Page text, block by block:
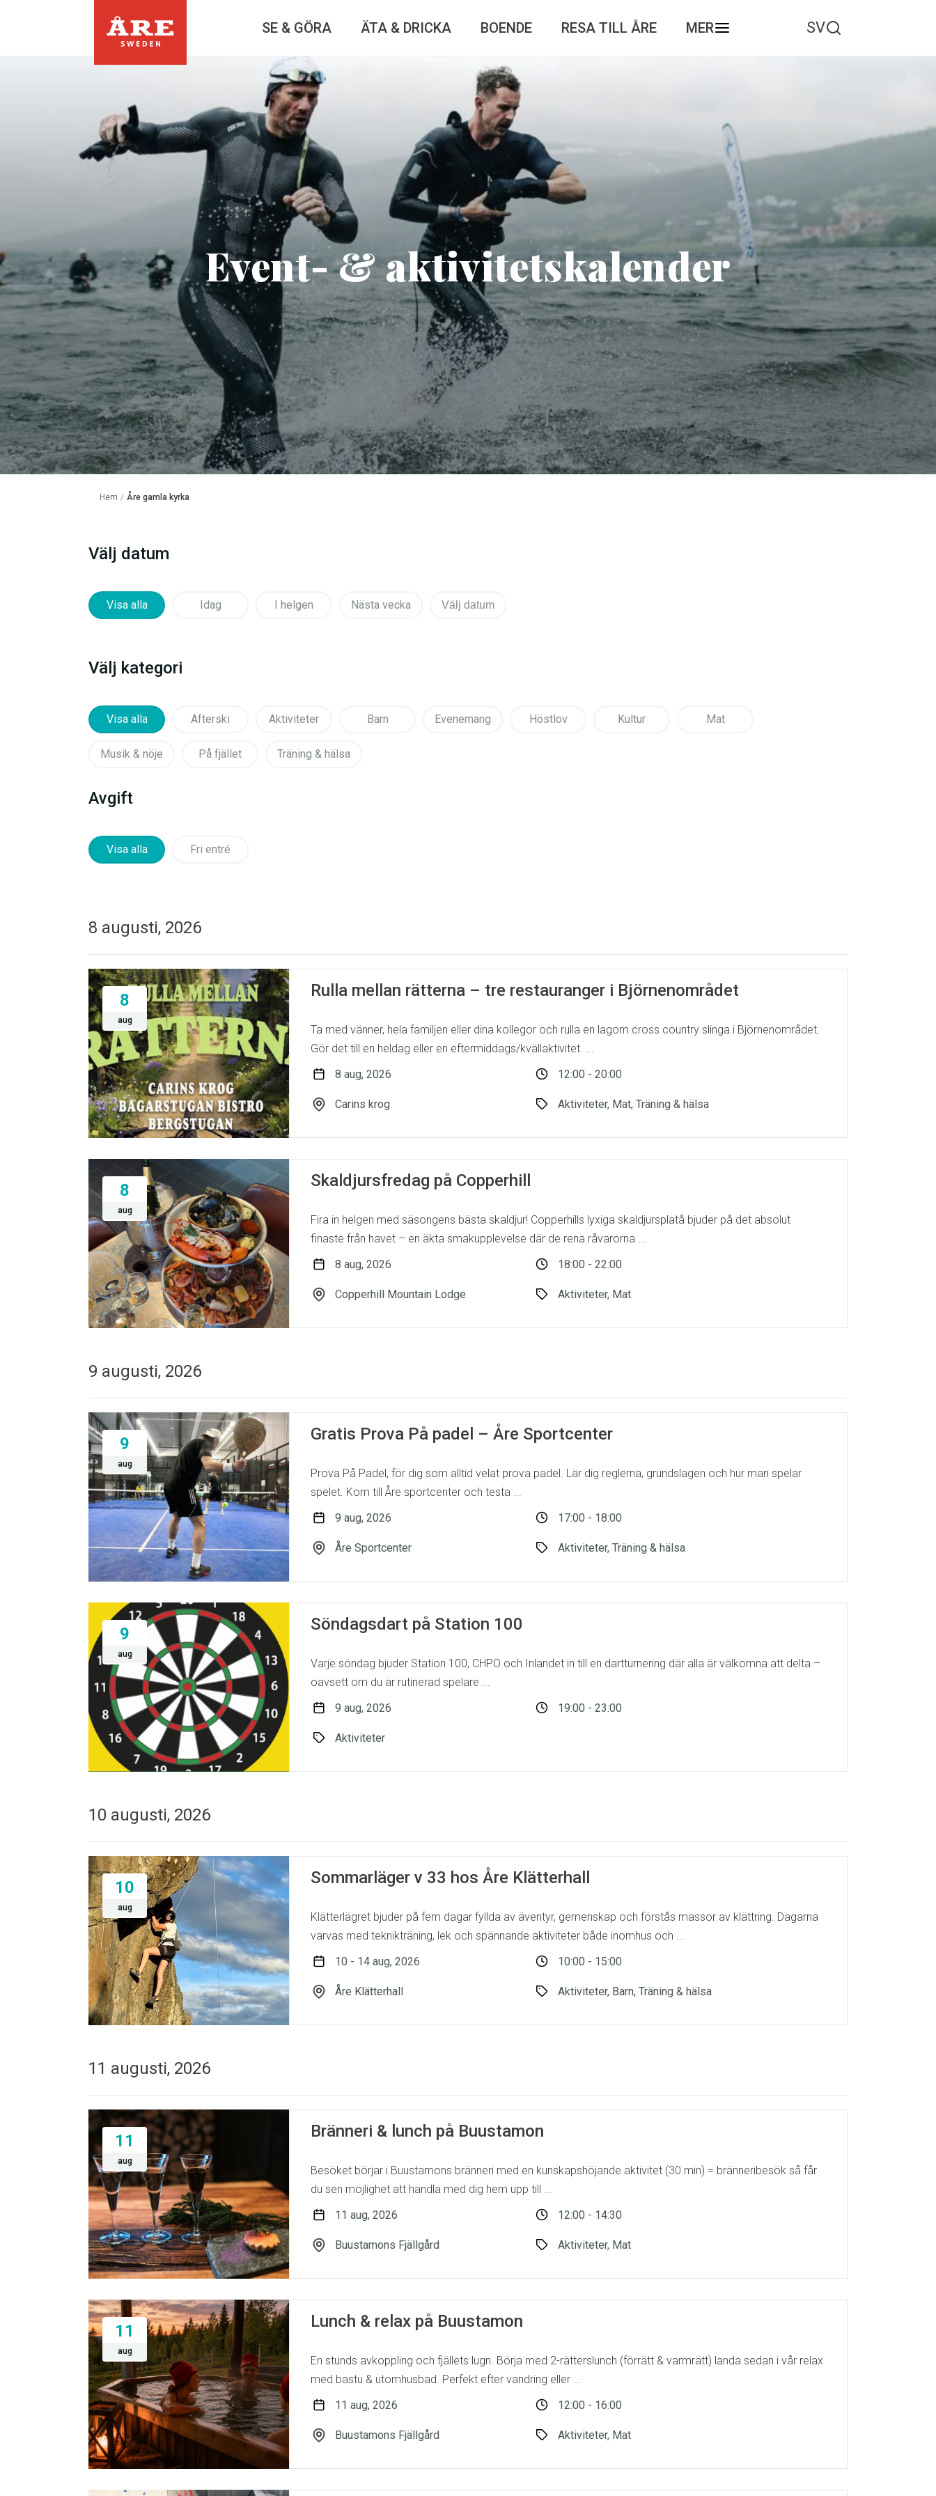
SE & GÖRA ÄTA & DRICKA BOENDE RESA TILL ÅRE MER SV
Event- & aktivitetskalender
Hem / Åre gamla kyrka
Välj datum
Visa alla Idag I helgen Nästa vecka Välj datum
Välj kategori
Visa alla Afterski Aktiviteter Barn Evenemang Höstlov Kultur Mat
Musik & nöje På fjället Träning & hälsa
Avgift
Visa alla Fri entré
8 augusti, 2026
8
aug
Rulla mellan rätterna – tre restauranger i Björnenområdet
Ta med vänner, hela familjen eller dina kollegor och rulla en lagom cross country slinga i Björnenområdet.
Gör det till en heldag eller en eftermiddags/kvällaktivitet. ...
8 aug, 2026
12:00 - 20:00
Carins krog Aktiviteter, Mat, Träning & hälsa
8
aug
Skaldjursfredag på Copperhill
Fira in helgen med säsongens bästa skaldjur! Copperhills lyxiga skaldjursplatå bjuder på det absolut
finaste från havet – en äkta smakupplevelse där de rena råvarorna ...
8 aug, 2026
18:00 - 22:00
Copperhill Mountain Lodge Aktiviteter, Mat
9 augusti, 2026
9
aug
Gratis Prova På padel – Åre Sportcenter
Prova På Padel, för dig som alltid velat prova padel. Lär dig reglerna, grundslagen och hur man spelar
spelet. Kom till Åre sportcenter och testa ...
9 aug, 2026
17:00 - 18:00
Åre Sportcenter Aktiviteter, Träning & hälsa
9
aug
Söndagsdart på Station 100
Varje söndag bjuder Station 100, CHPO och Inlandet in till en dartturnering där alla är välkomna att delta –
oavsett om du är rutinerad spelare ...
9 aug, 2026
19:00 - 23:00
Aktiviteter
10 augusti, 2026
10
aug
Sommarläger v 33 hos Åre Klätterhall
Klätterlägret bjuder på fem dagar fyllda av äventyr, gemenskap och förstås massor av klättring. Dagarna
varvas med teknikträning, lek och spännande aktiviteter både inomhus och ...
10 - 14 aug, 2026
10:00 - 15:00
Åre Klätterhall Aktiviteter, Barn, Träning & hälsa
11 augusti, 2026
11
aug
Bränneri & lunch på Buustamon
Besöket börjar i Buustamons bränneri med en kunskapshöjande aktivitet (30 min) = bränneribesök så får
du sen möjlighet att handla med dig hem upp till ...
11 aug, 2026
12:00 - 14:30
Buustamons Fjällgård Aktiviteter, Mat
11
aug
Lunch & relax på Buustamon
En stunds avkoppling och fjällets lugn. Börja med 2-rätterslunch (förrätt & varmrätt) landa sedan i vår relax
med bastu & utomhusbad. Perfekt efter vandring eller ...
11 aug, 2026
12:00 - 16:00
Buustamons Fjällgård Aktiviteter, Mat